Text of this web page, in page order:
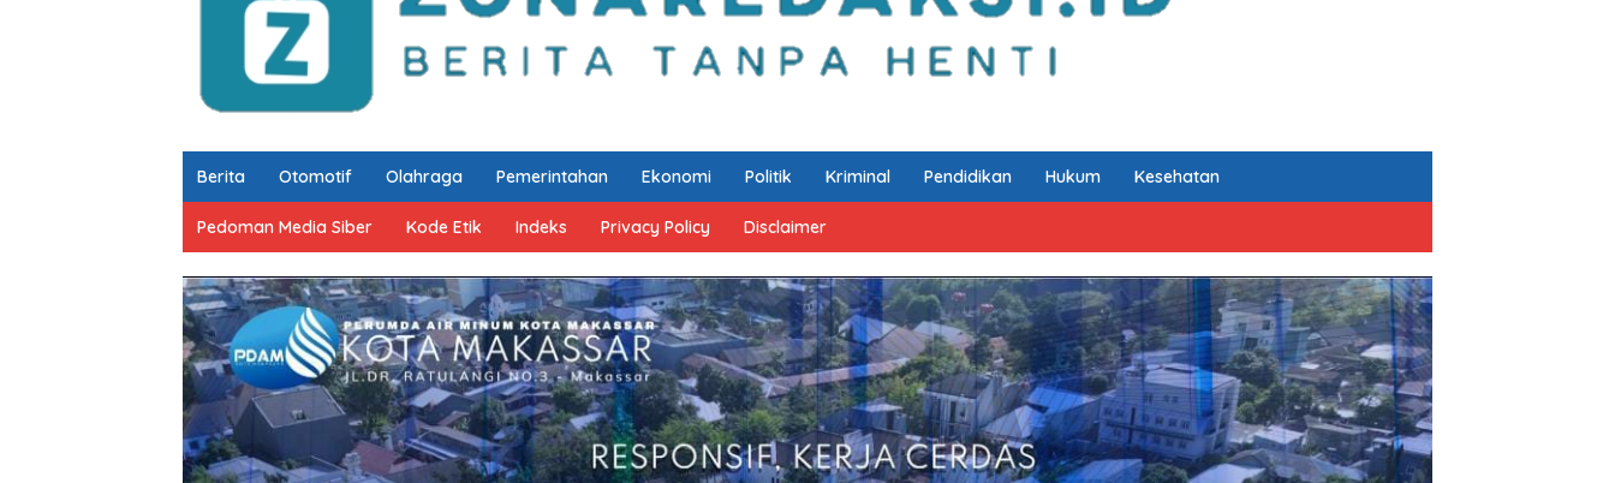
Berita Otomotif Olahraga Pemerintahan Ekonomi Politik Kriminal Pendidikan Hukum Kesehatan
Pedoman Media Siber Kode Etik Indeks Privacy Policy Disclaimer